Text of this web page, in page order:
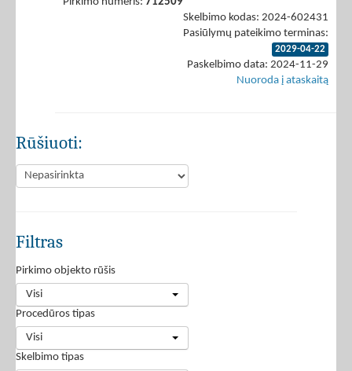
Skelbimo kodas: 2024-602431
Pasiūlymų pateikimo terminas:
2029-04-22
Paskelbimo data: 2024-11-29
Nuoroda į ataskaitą
Rūšiuoti:
Filtras
Pirkimo objekto rūšis
Visi
Procedūros tipas
Visi
Skelbimo tipas